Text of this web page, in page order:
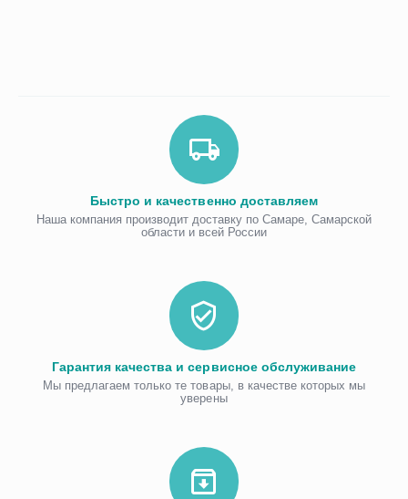
Быстро и качественно доставляем
Наша компания производит доставку по Самаре, Самарской
области и всей России
Гарантия качества и сервисное обслуживание
Мы предлагаем только те товары, в качестве которых мы
уверены